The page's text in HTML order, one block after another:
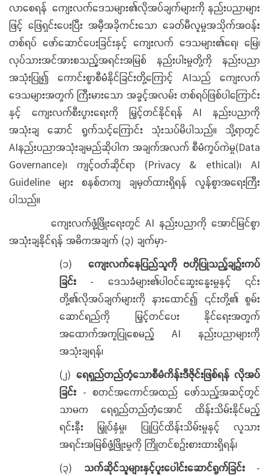
လာစေရန် ကျေးလက်ဒေသများ၏လိုအပ်ချက်များကို နည်းပညာများ
ဖြင့် ဖြေရှင်းပေးပြီး အမှီအခိုကင်းသော ခေတ်မီလူမှုအသိုက်အဝန်း
တစ်ရပ် ဖော်ဆောင်ပေးခြင်းနှင့် ကျေးလက် ဒေသများ၏ရေ၊ မြေ၊
လုပ်သားအင်အားစသည့်အရင်းအမြစ် နည်းပါးမှုတို့ကို နည်းပညာ
အသုံးပြု၍ ကောင်းစွာစီမံနိုင်ခြင်းတို့ကြောင့် AIသည် ကျေးလက်
ဒေသများအတွက် ကြီးမားသော အခွင့်အလမ်း တစ်ရပ်ဖြစ်ပါကြောင်း
နှင့် ကျေးလက်စီးပွားရေးကို မြှင့်တင်နိုင်ရန် AI နည်းပညာကို
အသုံးချ ဆောင် ရွက်သင့်ကြောင်း သုံးသပ်မိပါသည်။ သို့ရာတွင်
AIနည်းပညာအသုံးချမည်ဆိုပါက အချက်အလက် စီမံကွပ်ကဲမှု(Data
Governance)၊ ကျင့်ဝတ်ဆိုင်ရာ (Privacy & ethical)၊ AI
Guideline များ စနစ်တကျ ချမှတ်ထားရှိရန် လွန်စွာအရေးကြီး
ပါသည်။
ကျေးလက်ဖွံ့ဖြိုးရေးတွင် AI နည်းပညာကို အောင်မြင်စွာ
အသုံးချနိုင်ရန် အဓိကအချက် (၃) ချက်မှာ-
(၁)ကျေးလက်နေပြည်သူကို ဗဟိုပြုသည့်ချဉ်းကပ်
ခြင်း - ဒေသခံများ၏ပါဝင်ဆွေးနွေးမှုနှင့် ၎င်း
တို့၏လိုအပ်ချက်များကို နားထောင်၍ ၎င်းတို့၏ စွမ်း
ဆောင်ရည်ကို မြှင့်တင်ပေး နိုင်ရေးအတွက်
အထောက်အကူပြုစေမည့် AI နည်းပညာများကို
အသုံးချရန်၊
(၂) ရေရှည်တည်တံ့သောစီမံကိန်းဒီဇိုင်းဖြစ်ရန် လိုအပ်
ခြင်း - စတင်အကောင်အထည် ဖော်သည့်အဆင့်တွင်
သာမက ရေရှည်တည်တံ့အောင် ထိန်းသိမ်းနိုင်မည့်
ရင်းနှီး မြှုပ်နှံမှု၊ ပြုပြင်ထိန်းသိမ်းမှုနှင့် လူသား
အရင်းအမြစ်ဖွံ့ဖြိုးမှုကို ကြိုတင်စဉ်းစားထားရှိရန်၊
(၃) သက်ဆိုင်သူများနှင့်ပူးပေါင်းဆောင်ရွက်ခြင်း-